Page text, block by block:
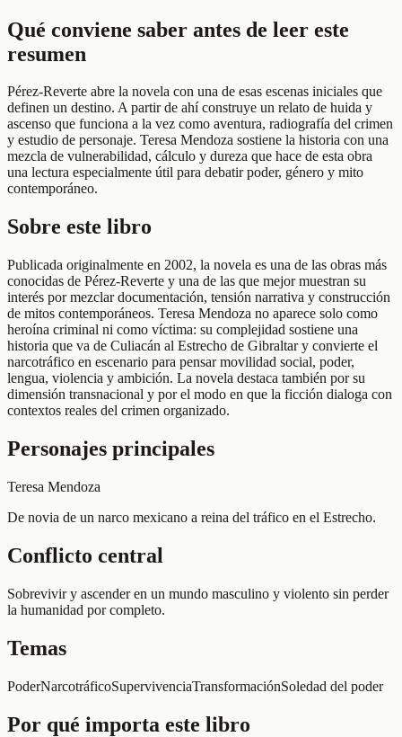
Qué conviene saber antes de leer este
resumen
Pérez-Reverte abre la novela con una de esas escenas iniciales que
definen un destino. A partir de ahí construye un relato de huida y
ascenso que funciona a la vez como aventura, radiografía del crimen
y estudio de personaje. Teresa Mendoza sostiene la historia con una
mezcla de vulnerabilidad, cálculo y dureza que hace de esta obra
una lectura especialmente útil para debatir poder, género y mito
contemporáneo.
Sobre este libro
Publicada originalmente en 2002, la novela es una de las obras más
conocidas de Pérez-Reverte y una de las que mejor muestran su
interés por mezclar documentación, tensión narrativa y construcción
de mitos contemporáneos. Teresa Mendoza no aparece solo como
heroína criminal ni como víctima: su complejidad sostiene una
historia que va de Culiacán al Estrecho de Gibraltar y convierte el
narcotráfico en escenario para pensar movilidad social, poder,
lengua, violencia y ambición. La novela destaca también por su
dimensión transnacional y por el modo en que la ficción dialoga con
contextos reales del crimen organizado.
Personajes principales
Teresa Mendoza
De novia de un narco mexicano a reina del tráfico en el Estrecho.
Conflicto central
Sobrevivir y ascender en un mundo masculino y violento sin perder
la humanidad por completo.
Temas
PoderNarcotráficoSupervivenciaTransformaciónSoledad del poder
Por qué importa este libro